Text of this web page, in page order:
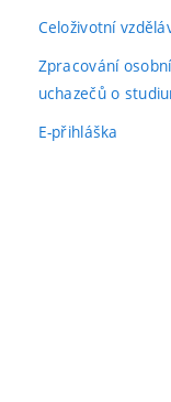
Celoživotní
Zpracování
uchazečů o
E-přihláška